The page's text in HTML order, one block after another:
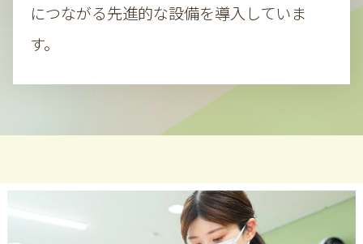
につながる先進的な設備を導入していま
す。